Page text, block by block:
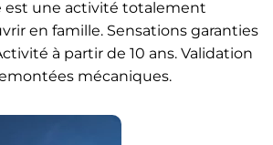
est une activité totalement
en famille. Sensations garanties
à partir de 10 ans. Validation
mécaniques.